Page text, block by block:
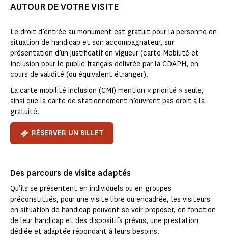
AUTOUR DE VOTRE VISITE
Le droit d’entrée au monument est gratuit pour la personne en
situation de handicap et son accompagnateur, sur
présentation d’un justificatif en vigueur (carte Mobilité et
Inclusion pour le public français délivrée par la CDAPH, en
cours de validité (ou équivalent étranger).
La carte mobilité inclusion (CMI) mention « priorité » seule,
ainsi que la carte de stationnement n’ouvrent pas droit à la
gratuité.
RÉSERVER UN BILLET
Des parcours de visite adaptés
Qu’ils se présentent en individuels ou en groupes
préconstitués, pour une visite libre ou encadrée, les visiteurs
en situation de handicap peuvent se voir proposer, en fonction
de leur handicap et des dispositifs prévus, une prestation
dédiée et adaptée répondant à leurs besoins.